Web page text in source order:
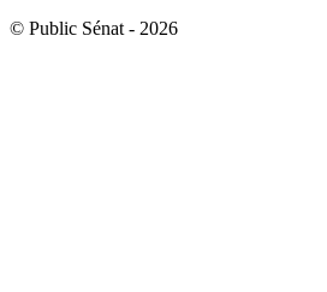
© Public Sénat - 2026